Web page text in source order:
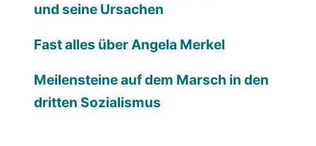
und seine Ursachen
Fast alles über Angela Merkel
Meilensteine auf dem Marsch in den
dritten Sozialismus